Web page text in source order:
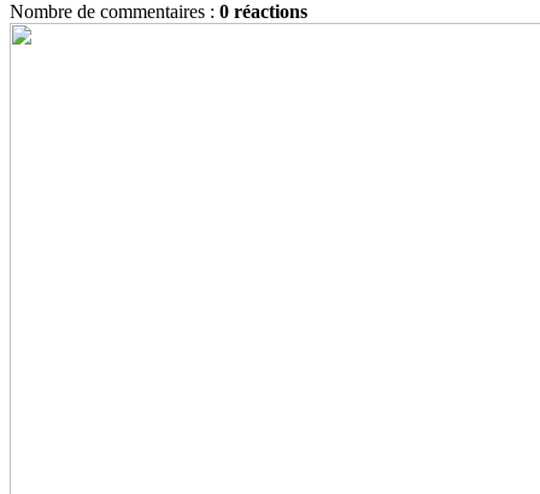
Nombre de commentaires : 0 réactions